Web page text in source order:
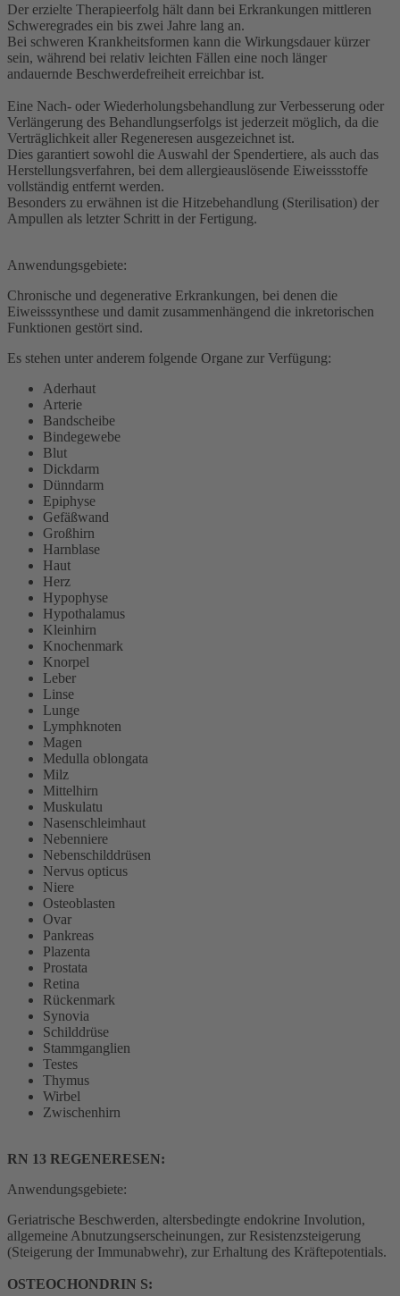
Der erzielte Therapieerfolg hält dann bei Erkrankungen mittleren
Schweregrades ein bis zwei Jahre lang an.
Bei schweren Krankheitsformen kann die Wirkungsdauer kürzer
sein, während bei relativ leichten Fällen eine noch länger
andauernde Beschwerdefreiheit erreichbar ist.
Eine Nach- oder Wiederholungsbehandlung zur Verbesserung oder
Verlängerung des Behandlungserfolgs ist jederzeit möglich, da die
Verträglichkeit aller Regeneresen ausgezeichnet ist.
Dies garantiert sowohl die Auswahl der Spendertiere, als auch das
Herstellungsverfahren, bei dem allergieauslösende Eiweissstoffe
vollständig entfernt werden.
Besonders zu erwähnen ist die Hitzebehandlung (Sterilisation) der
Ampullen als letzter Schritt in der Fertigung.
Anwendungsgebiete:
Chronische und degenerative Erkrankungen, bei denen die
Eiweisssynthese und damit zusammenhängend die inkretorischen
Funktionen gestört sind.
Es stehen unter anderem folgende Organe zur Verfügung:
Aderhaut
Arterie
Bandscheibe
Bindegewebe
Blut
Dickdarm
Dünndarm
Epiphyse
Gefäßwand
Großhirn
Harnblase
Haut
Herz
Hypophyse
Hypothalamus
Kleinhirn
Knochenmark
Knorpel
Leber
Linse
Lunge
Lymphknoten
Magen
Medulla oblongata
Milz
Mittelhirn
Muskulatu
Nasenschleimhaut
Nebenniere
Nebenschilddrüsen
Nervus opticus
Niere
Osteoblasten
Ovar
Pankreas
Plazenta
Prostata
Retina
Rückenmark
Synovia
Schilddrüse
Stammganglien
Testes
Thymus
Wirbel
Zwischenhirn
RN 13 REGENERESEN:
Anwendungsgebiete:
Geriatrische Beschwerden, altersbedingte endokrine Involution,
allgemeine Abnutzungserscheinungen, zur Resistenzsteigerung
(Steigerung der Immunabwehr), zur Erhaltung des Kräftepotentials.
OSTEOCHONDRIN S: